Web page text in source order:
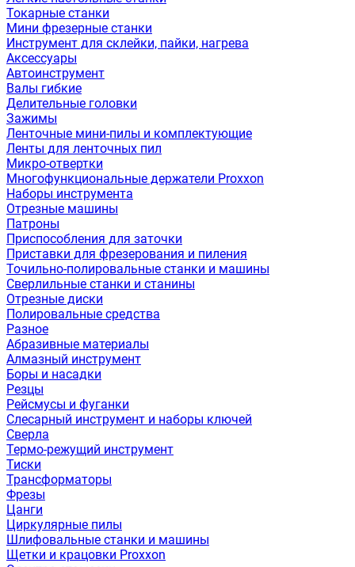
Токарные станки
Мини фрезерные станки
Инструмент для склейки, пайки, нагрева
Аксессуары
Автоинструмент
Валы гибкие
Делительные головки
Зажимы
Ленточные мини-пилы и комплектующие
Ленты для ленточных пил
Микро-отвертки
Многофункциональные держатели Proxxon
Наборы инструмента
Отрезные машины
Патроны
Приспособления для заточки
Приставки для фрезерования и пиления
Точильно-полировальные станки и машины
Сверлильные станки и станины
Отрезные диски
Полировальные средства
Разное
Абразивные материалы
Алмазный инструмент
Боры и насадки
Резцы
Рейсмусы и фуганки
Слесарный инструмент и наборы ключей
Сверла
Термо-режущий инструмент
Тиски
Трансформаторы
Фрезы
Цанги
Циркулярные пилы
Шлифовальные станки и машины
Щетки и крацовки Proxxon